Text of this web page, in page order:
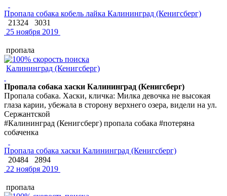
Пропала собака кобель лайка Калининград (Кенигсберг)
21324
3031
25 ноября 2019
пропала
Калининград (Кенигсберг)
Пропала собака хаски Калининград (Кенигсберг)
Пропала собака. Хаски, кличка: Милка девочка не высокая
глаза карии, убежала в сторону верхнего озера, видели на ул.
Сержантской
#Калининград (Кенигсберг) пропала собака #потеряна
собаченка
Пропала собака хаски Калининград (Кенигсберг)
20484
2894
22 ноября 2019
пропала